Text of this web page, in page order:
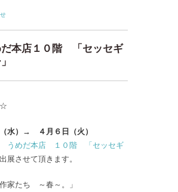
だ本店１０階 「セッセギ
☆
水）→ ４月６日（火）
うめだ本店 １０階 「セッセギ
出展させて頂きます。
作家たち ～春～。」